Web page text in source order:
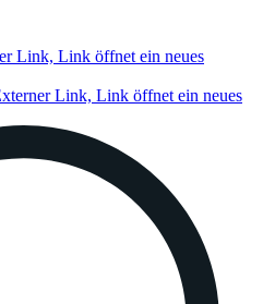
Link, Link öffnet ein neues
Link, Link öffnet ein neues